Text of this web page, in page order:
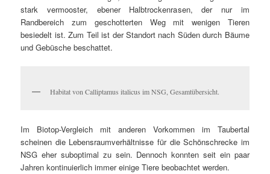
stark vermooster, ebener Halbtrockenrasen, der nur im
Randbereich zum geschotterten Weg mit wenigen Tieren
besiedelt ist. Zum Teil ist der Standort nach Süden durch Bäume
und Gebüsche beschattet.
Habitat von Calliptamus italicus im NSG, Gesamtübersicht.
Im Biotop-Vergleich mit anderen Vorkommen im Taubertal
scheinen die Lebensraumverhältnisse für die Schönschrecke im
NSG eher suboptimal zu sein. Dennoch konnten seit ein paar
Jahren kontinuierlich immer einige Tiere beobachtet werden.